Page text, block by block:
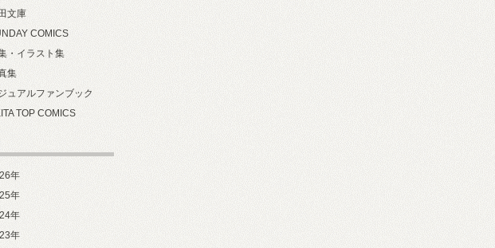
文庫
COMICS
・イラスト集
集
ュアルファンブック
TOP COMICS
年
年
年
年